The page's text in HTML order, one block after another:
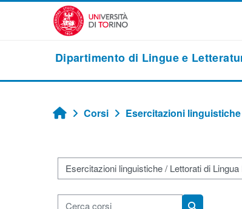
Vai al contenuto principale
Dipartimento di Lingue e
Home
Corsi Esercitazioni linguistiche
Categorie di corso
Cerca corsi